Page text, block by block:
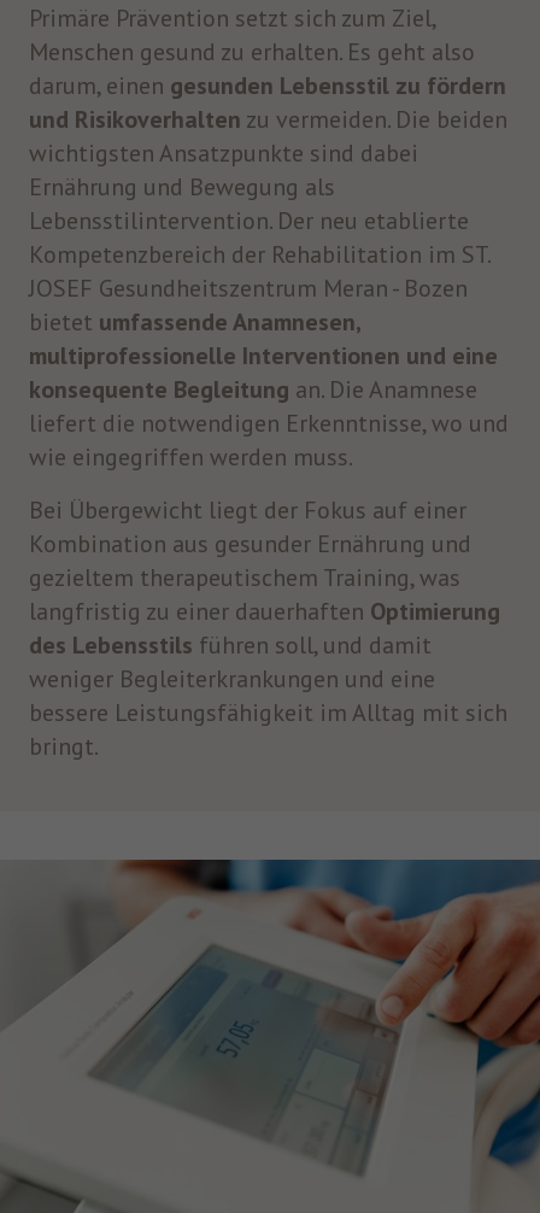
Primäre Prävention setzt sich zum Ziel,
Menschen gesund zu erhalten. Es geht also
darum, einen gesunden Lebensstil zu fördern
und Risikoverhalten zu vermeiden. Die beiden
wichtigsten Ansatzpunkte sind dabei
Ernährung und Bewegung als
Lebensstilintervention. Der neu etablierte
Kompetenzbereich der Rehabilitation im ST.
JOSEF Gesundheitszentrum Meran - Bozen
bietet umfassende Anamnesen,
multiprofessionelle Interventionen und eine
konsequente Begleitung an. Die Anamnese
liefert die notwendigen Erkenntnisse, wo und
wie eingegriffen werden muss.
Bei Übergewicht liegt der Fokus auf einer
Kombination aus gesunder Ernährung und
gezieltem therapeutischem Training, was
langfristig zu einer dauerhaften Optimierung
des Lebensstils führen soll, und damit
weniger Begleiterkrankungen und eine
bessere Leistungsfähigkeit im Alltag mit sich
bringt.